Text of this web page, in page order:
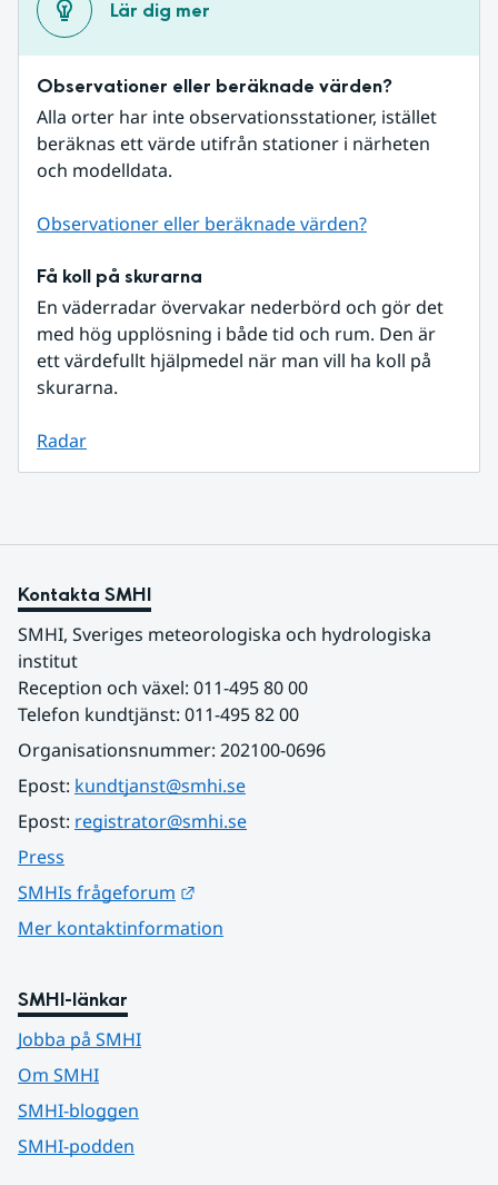
Lär dig mer
Observationer eller beräknade värden?
Alla orter har inte observationsstationer, istället
beräknas ett värde utifrån stationer i närheten
och modelldata.
Observationer eller beräknade värden?
Få koll på skurarna
En väderradar övervakar nederbörd och gör det
med hög upplösning i både tid och rum. Den är
ett värdefullt hjälpmedel när man vill ha koll på
skurarna.
Radar
Kontakta SMHI
SMHI, Sveriges meteorologiska och hydrologiska
institut
Reception och växel: 011-495 80 00
Telefon kundtjänst: 011-495 82 00
Organisationsnummer: 202100-0696
Epost: kundtjanst@smhi.se
Epost: registrator@smhi.se
Press
SMHIs frågeforum
Mer kontaktinformation
SMHI-länkar
Jobba på SMHI
Om SMHI
SMHI-bloggen
SMHI-podden